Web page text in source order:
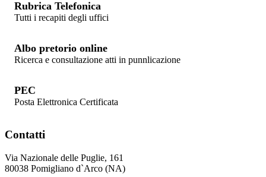
Rubrica Telefonica
Tutti i recapiti degli uffici
Albo pretorio online
Ricerca e consultazione atti in punnlicazione
PEC
Posta Elettronica Certificata
Contatti
Via Nazionale delle Puglie, 161
80038 Pomigliano d`Arco (NA)